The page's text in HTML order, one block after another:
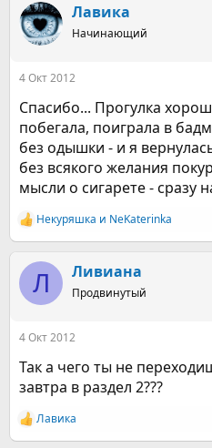
к
ц
и
Лавика
Начинающий
4 Окт 2012
Спасибо... Прогулка
побегала, поиграла в
без одышки - и я
без всякого желания
мысли о сигарете - сразу
Р
е
к
ц
и
Некуряшка и NeKaterinka
Л Ливиана
Продвинутый
4 Окт 2012
Так а чего ты не
завтра в раздел 2???
Р
е
Лавика